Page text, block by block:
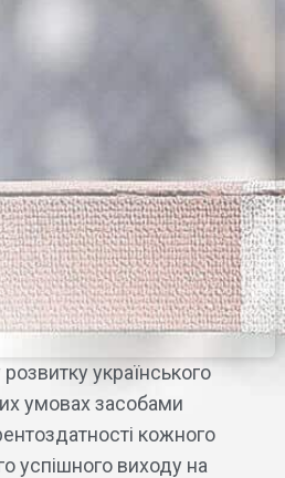
українського
умовах засобами
кожного
успішного виходу на